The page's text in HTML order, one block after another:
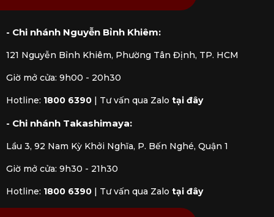
- Chi nhánh Nguyễn Bỉnh Khiêm:
121 Nguyễn Bỉnh Khiêm, Phường Tân Định, TP. HCM
Giờ mở cửa: 9h00 - 20h30
Hotline: 1800 6390 Tư vấn qua Zalo tại đây
- Chi nhánh Takashimaya:
Lầu 3, 92 Nam Kỳ Khởi Nghĩa, P. Bến Nghé, Quận 1
Giờ mở cửa: 9h30 - 21h30
Hotline: 1800 6390 Tư vấn qua Zalo tại đây